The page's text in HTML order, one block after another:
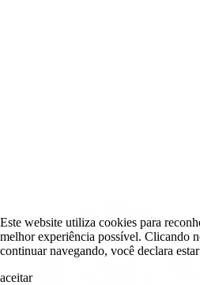
Este website utiliza cookies para
melhor experiência possível. Clicando
continuar navegando, você declara
aceitar